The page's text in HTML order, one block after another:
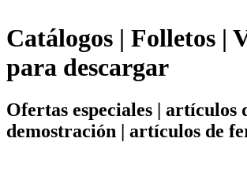
Catálogos | Folletos |
para descargar
Ofertas especiales | artículos
demostración | artículos de